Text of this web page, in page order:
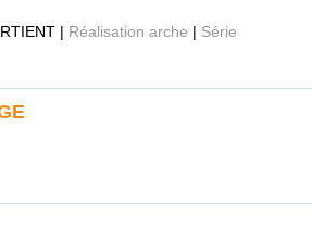
| Réalisation arche | Série